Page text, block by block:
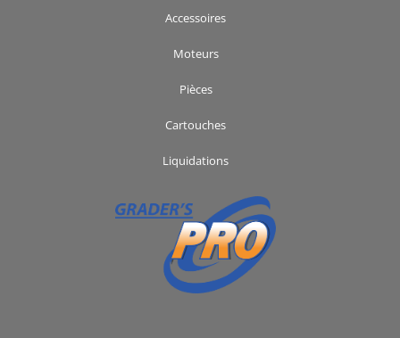
Accessoires
Moteurs
Pièces
Cartouches
Liquidations